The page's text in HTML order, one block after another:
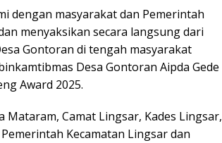
dengan masyarakat dan Pemerintah
menyaksikan secara langsung dari
Gontoran di tengah masyarakat
Desa Gontoran Aipda Gede
Award 2025.
Camat Lingsar, Kades Lingsar,
Kecamatan Lingsar dan